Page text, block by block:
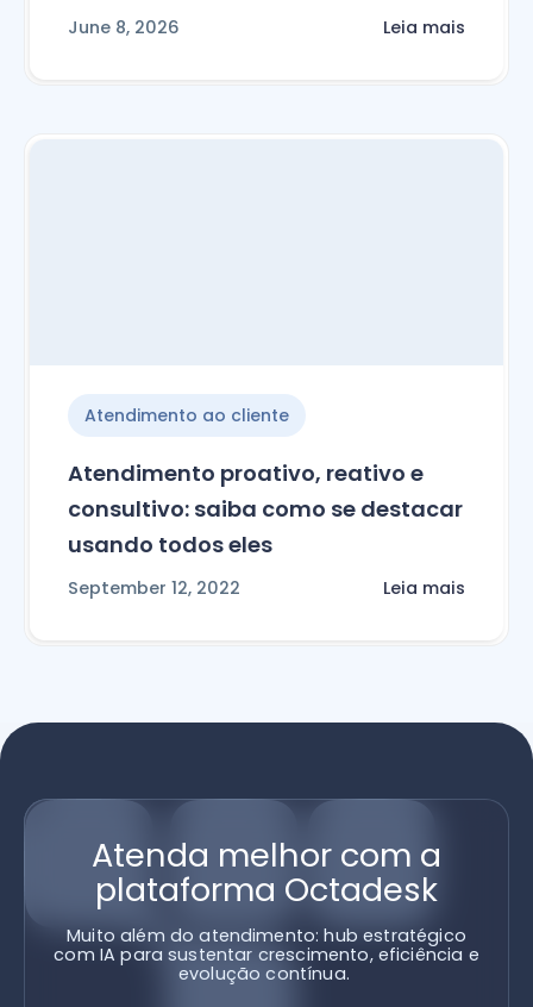
June 8, 2026 Leia mais
Atendimento ao cliente
Atendimento proativo, reativo e
consultivo: saiba como se destacar
usando todos eles
September 12, 2022 Leia mais
Atenda melhor com a
plataforma Octadesk
Muito além do atendimento: hub estratégico
com IA para sustentar crescimento, eficiência e
evolução contínua.